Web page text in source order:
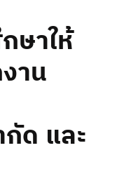
ษาให้
าน
กัด และ